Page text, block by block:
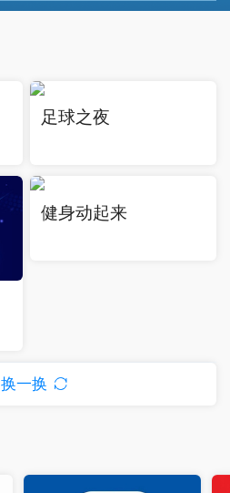
足球之夜
健身动起来
换一换